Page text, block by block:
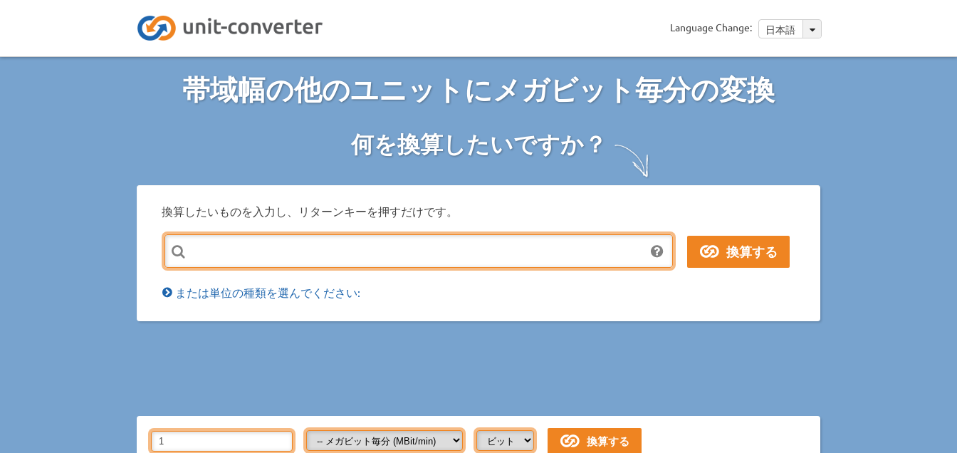
Language Change: 日本語
帯域幅の他のユニットにメガビット毎分の変換
何を換算したいですか？
換算したいものを入力し、リターンキーを押すだけです。
または単位の種類を選んでください: